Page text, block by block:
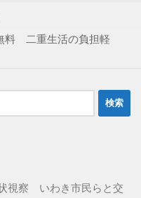
料 二重生活の負担軽
視察 いわき市民らと交